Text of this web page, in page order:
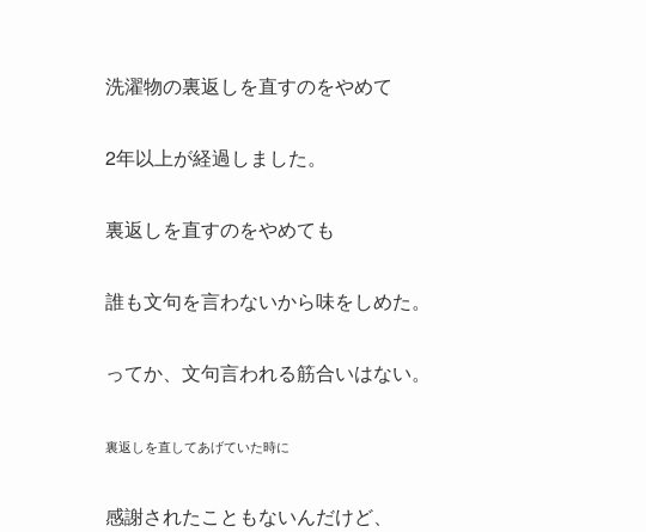
洗濯物の裏返しを直すのをやめて
2年以上が経過しました。
裏返しを直すのをやめても
誰も文句を言わないから味をしめた。
ってか、文句言われる筋合いはない。
裏返しを直してあげていた時に
感謝されたこともないんだけど、